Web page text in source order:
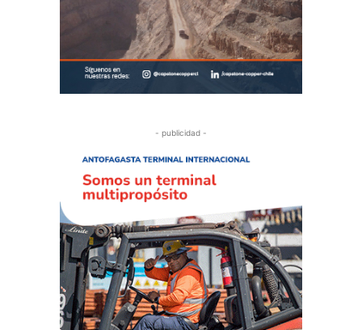
- publicidad -